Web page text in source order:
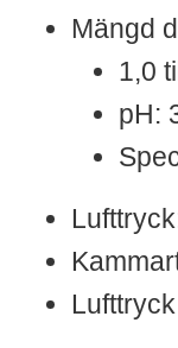
Mängd
1,0
pH: